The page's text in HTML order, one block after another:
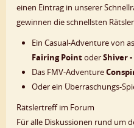
einen Eintrag in unserer
gewinnen die schnellsten
Ein Casual-Adventure von
Fairing PointoderShiver
Das FMV-Adventure
Oder ein Überraschungs-
Rätslertreff im Forum
Für alle Diskussionen rund um